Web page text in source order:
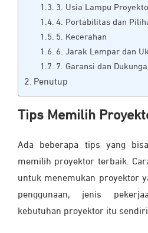
3. Usia Lampu
4. Portabilitas dan
5. Kecerahan
6. Jarak Lempar dan
7. Garansi dan
Penutup
Tips Memilih
Ada beberapa tips yang
memilih proyektor terbaik.
untuk menemukan proyektor
penggunaan, jenis
kebutuhan proyektor itu